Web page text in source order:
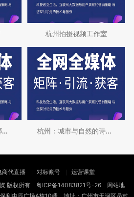
杭州拍摄视频工作室
杭州短视频运营公司哪个比较好 杭州：城市与自然的诗意栖居地
商代直播 对标账号
运营课堂
版权所有 粤ICP备14083821号-26
网站地